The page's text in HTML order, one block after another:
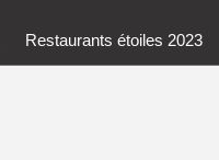
Restaurants étoiles 2023